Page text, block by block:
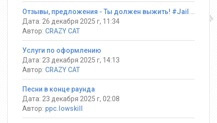
Дата: 26 декабря 2025 г, 11:34
Автор: CRAZY CAT
Услуги по оформлению
Дата: 23 декабря 2025 г, 14:13
Автор: CRAZY CAT
Песни в конце раунда
Дата: 23 декабря 2025 г, 02:08
Автор: ppc.lowskill